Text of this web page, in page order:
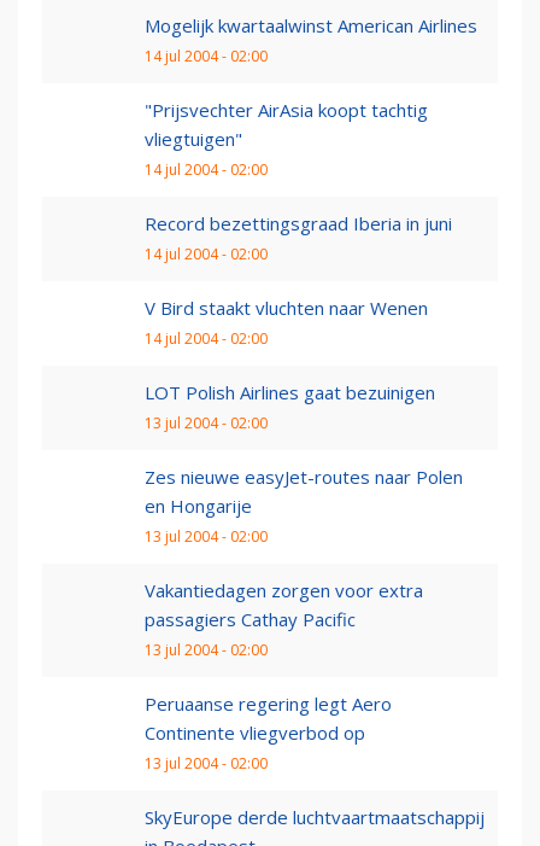
Mogelijk kwartaalwinst American Airlines
14 jul 2004 - 02:00
"Prijsvechter AirAsia koopt tachtig
vliegtuigen"
14 jul 2004 - 02:00
Record bezettingsgraad Iberia in juni
14 jul 2004 - 02:00
V Bird staakt vluchten naar Wenen
14 jul 2004 - 02:00
LOT Polish Airlines gaat bezuinigen
13 jul 2004 - 02:00
Zes nieuwe easyJet-routes naar Polen
en Hongarije
13 jul 2004 - 02:00
Vakantiedagen zorgen voor extra
passagiers Cathay Pacific
13 jul 2004 - 02:00
Peruaanse regering legt Aero
Continente vliegverbod op
13 jul 2004 - 02:00
SkyEurope derde luchtvaartmaatschappij